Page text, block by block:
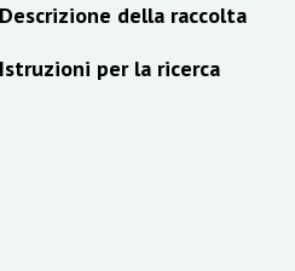
Descrizione della raccolta
Istruzioni per la ricerca